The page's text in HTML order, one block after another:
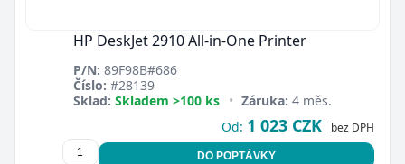
HP DeskJet 2910 All-in-One Printer
P/N: 89F98B#686
Číslo: #28139
Sklad: Skladem >100 ks • Záruka: 4 měs.
Od: 1 023 CZK bez DPH
DO POPTÁVKY